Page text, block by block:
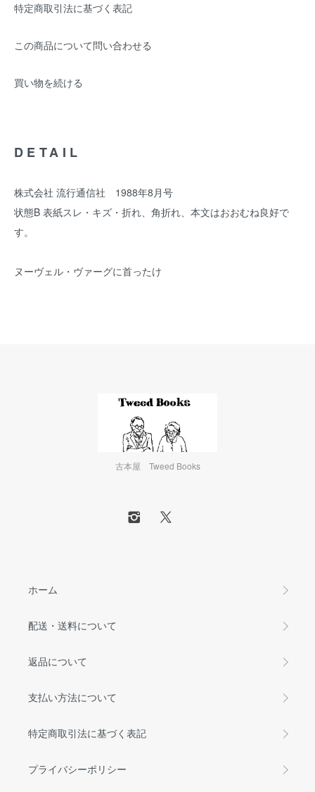
特定商取引法に基づく表記
この商品について問い合わせる
買い物を続ける
DETAIL
株式会社 流行通信社 1988年8月号
状態B 表紙スレ・キズ・折れ、角折れ、本文はおおむね良好で
す。
ヌーヴェル・ヴァーグに首ったけ
古本屋 Tweed Books
ホーム
配送・送料について
返品について
支払い方法について
特定商取引法に基づく表記
プライバシーポリシー